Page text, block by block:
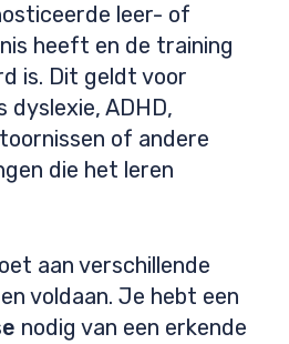
leer- of
heeft en de training
is. Dit geldt voor
dyslexie, ADHD,
of andere
die het leren
aan verschillende
voldaan. Je hebt een
nodig van een erkende